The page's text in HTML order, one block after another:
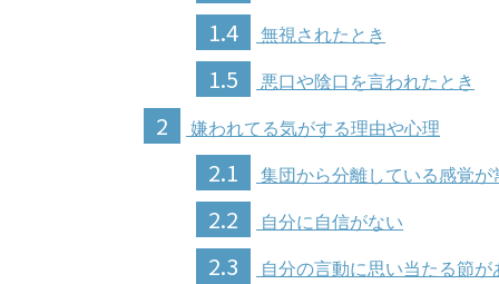
1.4 無視されたとき
1.5 悪口や陰口を言われたとき
2 嫌われてる気がする理由や心理
2.1 集団から分離している感覚が
2.2 自分に自信がない
2.3 自分の言動に思い当たる節が